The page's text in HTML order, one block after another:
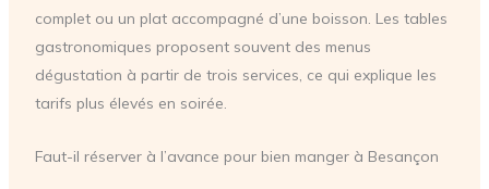
complet ou un plat accompagné d’une boisson. Les tables
gastronomiques proposent souvent des menus
dégustation à partir de trois services, ce qui explique les
tarifs plus élevés en soirée.
Faut-il réserver à l’avance pour bien manger à Besançon